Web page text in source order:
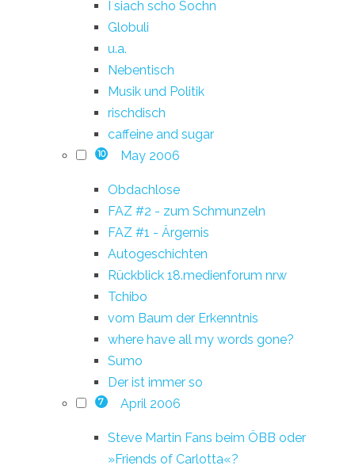
I siach scho Sochn
Globuli
u.a.
Nebentisch
Musik und Politik
rischdisch
caffeine and sugar
10 May 2006
Obdachlose
FAZ #2 - zum Schmunzeln
FAZ #1 - Ärgernis
Autogeschichten
Rückblick 18.medienforum nrw
Tchibo
vom Baum der Erkenntnis
where have all my words gone?
Sumo
Der ist immer so
7 April 2006
Steve Martin Fans beim ÖBB oder
»Friends of Carlotta«?